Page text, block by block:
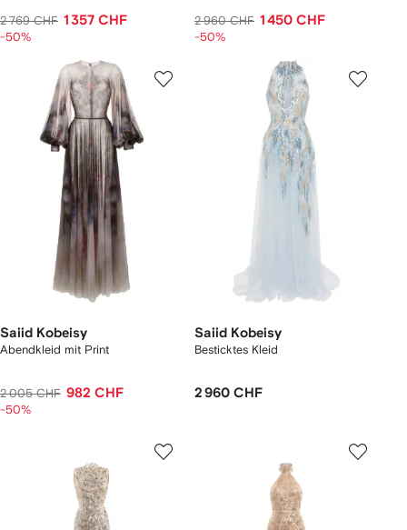
2 769 CHF 1 357 CHF
-50%
2 960 CHF 1 450 CHF
-50%
Saiid Kobeisy
Abendkleid mit Print
2 005 CHF 982 CHF
-50%
Saiid Kobeisy
Besticktes Kleid
2 960 CHF